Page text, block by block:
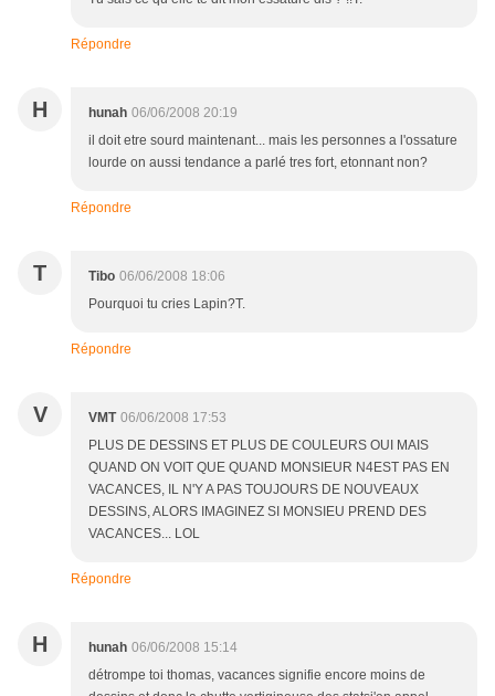
Répondre
H hunah 06/06/2008 20:19
il doit etre sourd maintenant... mais les personnes a l'ossature
lourde on aussi tendance a parlé tres fort, etonnant non?
Répondre
T Tibo 06/06/2008 18:06
Pourquoi tu cries Lapin?T.
Répondre
V VMT 06/06/2008 17:53
PLUS DE DESSINS ET PLUS DE COULEURS OUI MAIS
QUAND ON VOIT QUE QUAND MONSIEUR N4EST PAS EN
VACANCES, IL N'Y A PAS TOUJOURS DE NOUVEAUX
DESSINS, ALORS IMAGINEZ SI MONSIEU PREND DES
VACANCES... LOL
Répondre
H hunah 06/06/2008 15:14
détrompe toi thomas, vacances signifie encore moins de